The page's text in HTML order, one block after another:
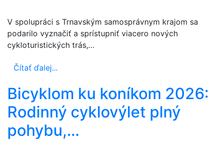
V spolupráci s Trnavským samosprávnym krajom sa
podarilo vyznačiť a sprístupniť viacero nových
cykloturistických trás,…
Čítať ďalej...
Bicyklom ku koníkom 2026:
Rodinný cyklovýlet plný
pohybu,…